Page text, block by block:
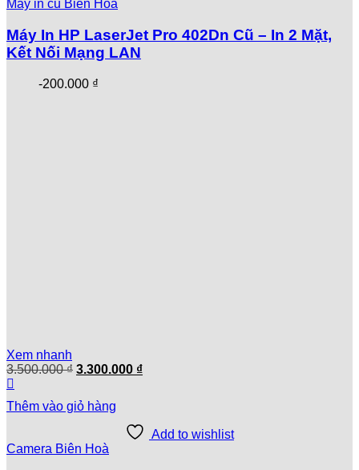
Máy in cũ Biên Hòa
Máy In HP LaserJet Pro 402Dn Cũ – In 2 Mặt,
Kết Nối Mạng LAN
-200.000 ₫
Xem nhanh
3.500.000₫ Giá
là:
3.500.000 ₫.
3.300.000 ₫Giá
3.300.000 ₫.
Thêm vào giỏ hàng
Add to wishlist
Camera Biên Hoà